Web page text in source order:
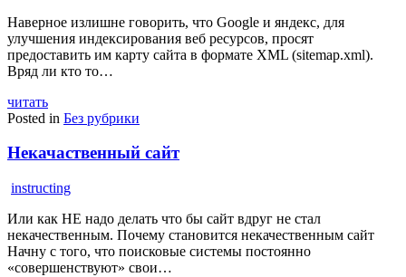
Наверное излишне говорить, что Google и яндекс, для
улучшения индексирования веб ресурсов, просят
предоставить им карту сайта в формате XML (sitemap.xml).
Вряд ли кто то…
читать
Posted in Без рубрики
Некачаственный сайт
instructing
Или как НЕ надо делать что бы сайт вдруг не стал
некачественным. Почему становится некачественным сайт
Начну с того, что поисковые системы постоянно
«совершенствуют» свои…